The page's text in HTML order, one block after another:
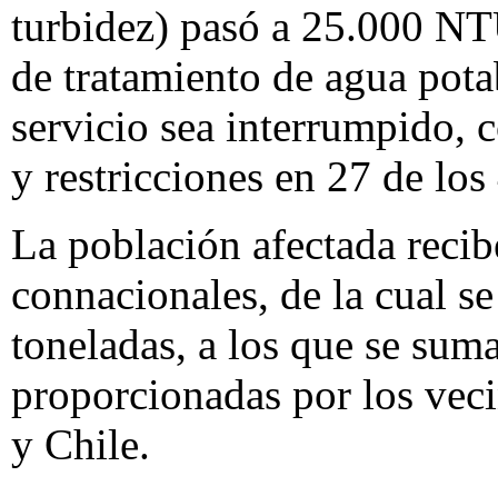
turbidez) pasó a 25.000
de tratamiento de agua
servicio sea interrumpido,
y restricciones en 27 de
La población afectada
connacionales, de la cual
toneladas, a los que se
proporcionadas por los
y Chile.